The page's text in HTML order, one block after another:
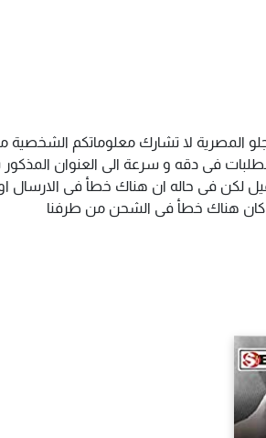
المصرية لا تشارك معلوماتكم
فى دقه و سرعة الى العنوان المذكور
لكن فى حاله ان هناك خطأ فى الارسال او
كان هناك خطأ فى الشحن من طرفنا